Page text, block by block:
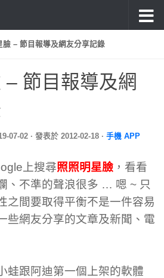
臉 – 節目報導及網友分享記錄
– 節目報導及網
07-02 · 發表於 2012-02-18 · 手機 APP
上搜尋照照明星臉 ，看看
、不準的聲浪很多 … 嗯 ~ 只
之間要取得平衡不是一件容易
些網友分享的文章及新聞、電
蛙跟阿迪第一個上架的軟體